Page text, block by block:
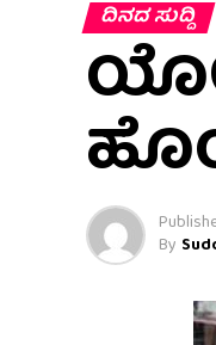
ದಿನದ ಸುದ್ದಿ
By